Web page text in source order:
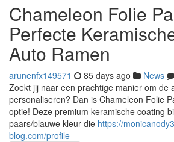
Chameleon Folie
Perfecte
Auto Ramen
arunenfx149571 85 days ago News
Zoekt jij naar een prachtige manier om de
personaliseren? Dan is Chameleon Folie
optie! Deze premium keramische coating
paars/blauwe kleur die https://
blog.com/profile